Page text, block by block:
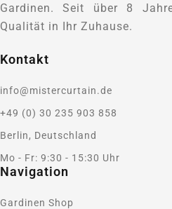
Gardinen. Seit über 8
Qualität in Ihr Zuhause.
Kontakt
info@mistercurtain.de
+49 (0) 30 235 903 858
Berlin, Deutschland
Mo - Fr: 9:30 - 15:30 Uhr
Navigation
Gardinen Shop